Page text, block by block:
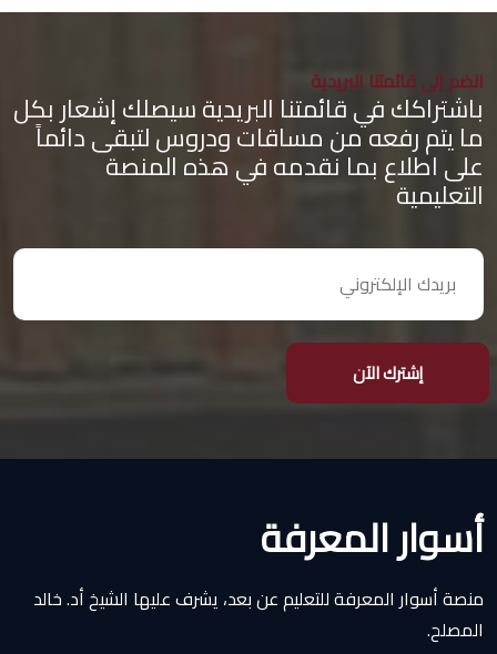
انضم إلى قائمتنا البريدية
باشتراكك في قائمتنا البريدية سيصلك إشعار بكل
ما يتم رفعه من مساقات ودروس لتبقى دائماً
على اطلاع بما نقدمه في هذه المنصة
التعليمية
إشترك الآن
أسوار المعرفة
منصة أسوار المعرفة للتعليم عن بعد، يشرف عليها الشيخ أد. خالد
المصلح.